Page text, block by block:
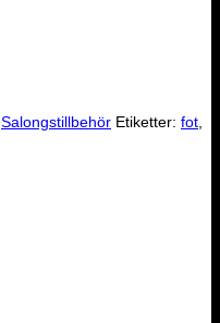
Salongstillbehör Etiketter: fot